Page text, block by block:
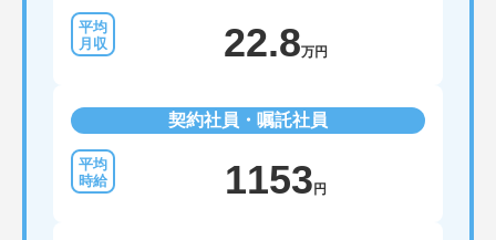
22.8万円
契約社員・嘱託社員
1153円